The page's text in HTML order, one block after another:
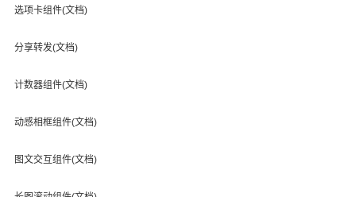
选项卡组件(文档)
分享转发(文档)
计数器组件(文档)
动感相框组件(文档)
图文交互组件(文档)